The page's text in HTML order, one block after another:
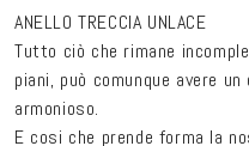
ANELLO TRECCIA UNLACE
Tutto ciò che rimane
piani, può comunque avere
armonioso.
E cosi che prende forma la